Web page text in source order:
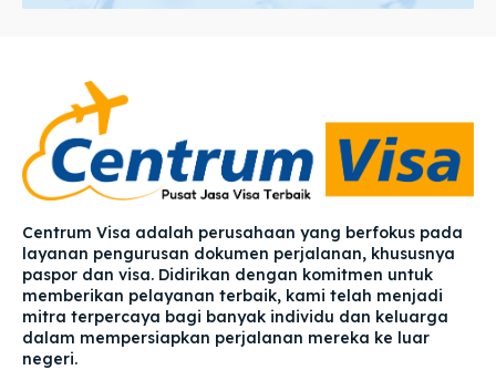
Centrum Visa adalah perusahaan yang berfokus pada
layanan pengurusan dokumen perjalanan, khususnya
paspor dan visa. Didirikan dengan komitmen untuk
memberikan pelayanan terbaik, kami telah menjadi
mitra terpercaya bagi banyak individu dan keluarga
dalam mempersiapkan perjalanan mereka ke luar
negeri.